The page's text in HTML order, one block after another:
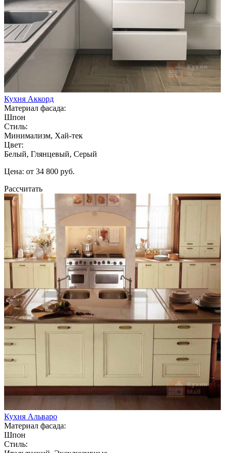
Кухня Аккорд
Материал фасада:
Шпон
Стиль:
Минимализм, Хай-тек
Цвет:
Белый, Глянцевый, Серый
Цена: от 34 800 руб.
Рассчитать
Кухня Альваро
Материал фасада:
Шпон
Стиль: